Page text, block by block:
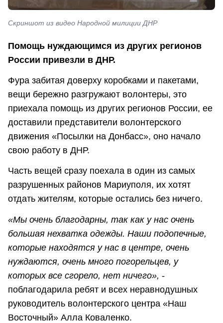
Скриншот из видео Народной милиции ДНР
Помощь нуждающимся из других регионов
России привезли в ДНР.
Фура забитая доверху коробками и пакетами,
вещи бережно разгружают волонтеры, это
приехала помощь из других регионов России, ее
доставили представители волонтерского
движения «Посылки на Донбасс», оно начало
свою работу в ДНР.
Часть вещей сразу поехала в один из самых
разрушенных районов Мариуполя, их хотят
отдать жителям, которые остались без ничего.
«Мы очень благодарны, так как у нас очень
большая нехватка одежды. Наши подопечные,
которые находятся у нас в центре, очень
нуждаются, очень много погорельцев, у
которых все сгорело, нет ничего», -
поблагодарила ребят и всех неравнодушных
руководитель волонтерского центра «Наш
Восточный» Алла Коваленко.